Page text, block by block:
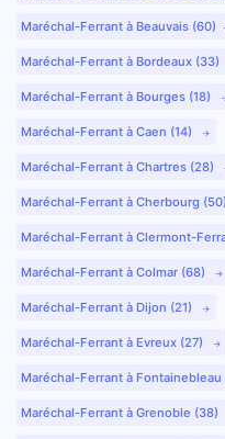
Maréchal-Ferrant à Beauvais (60)
Maréchal-Ferrant à Bordeaux (33)
Maréchal-Ferrant à Bourges (18)
Maréchal-Ferrant à Caen (14)
Maréchal-Ferrant à Chartres (28)
Maréchal-Ferrant à Cherbourg (50)
Maréchal-Ferrant à Clermont-
Maréchal-Ferrant à Colmar (68)
Maréchal-Ferrant à Dijon (21)
Maréchal-Ferrant à Evreux (27)
Maréchal-Ferrant à Fontainebleau
Maréchal-Ferrant à Grenoble (38)